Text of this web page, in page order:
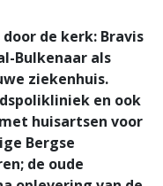
door de kerk: Bravis
Bulkenaar als
ziekenhuis.
en ook
huisartsen voor
Bergse
de oude